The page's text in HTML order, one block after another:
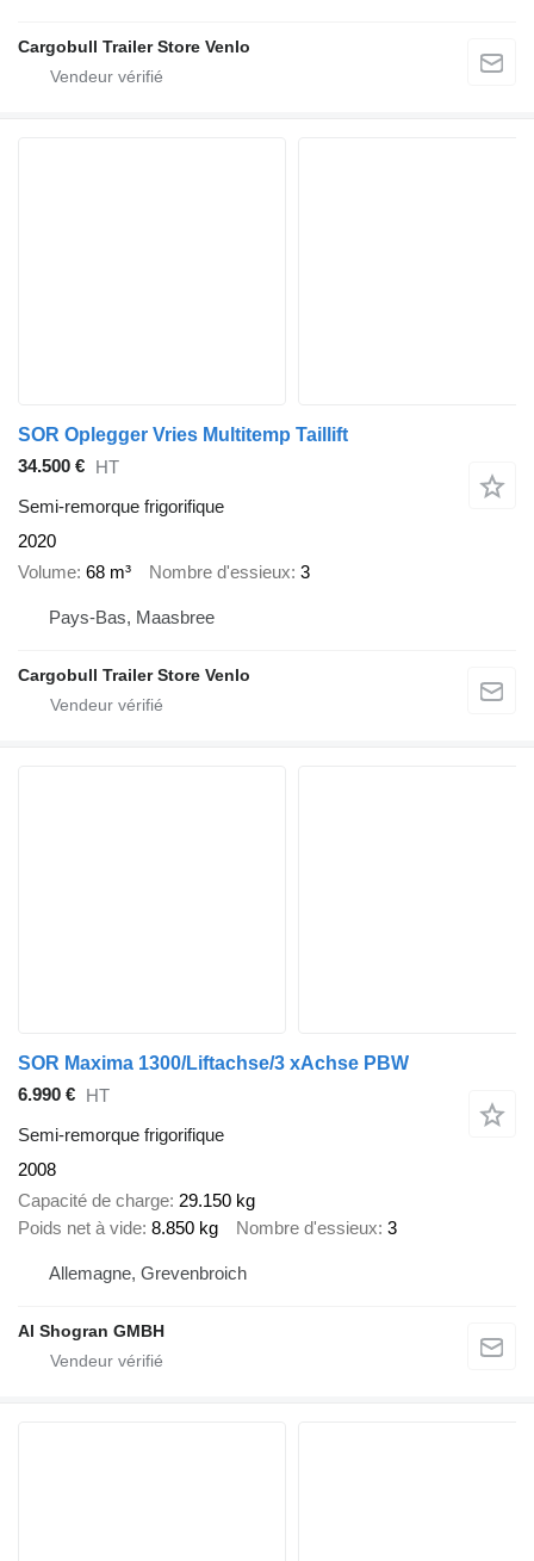
Cargobull Trailer Store Venlo
SOR Oplegger Vries Multitemp Taillift
34.500 € HT
Semi-remorque frigorifique
2020
Volume 68 m³ Nombre d'essieux 3
Pays-Bas, Maasbree
Cargobull Trailer Store Venlo
SOR Maxima 1300/Liftachse/3 xAchse PBW
6.990 € HT
Semi-remorque frigorifique
2008
Capacité de charge 29.150 kg
Poids net à vide 8.850 kg Nombre d'essieux 3
Allemagne, Grevenbroich
Al Shogran GMBH